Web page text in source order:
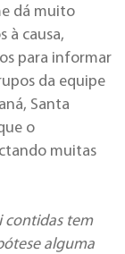
dá muito
à causa,
para informar
da equipe
Santa
o
muitas
contidas tem
alguma